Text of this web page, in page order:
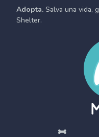
Adopta. Salva una vida,
Shelter.